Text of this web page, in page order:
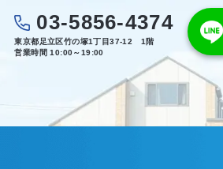
03-5856-4374
東京都足立区竹の塚1丁目37-12 1階
営業時間 10:00～19:00